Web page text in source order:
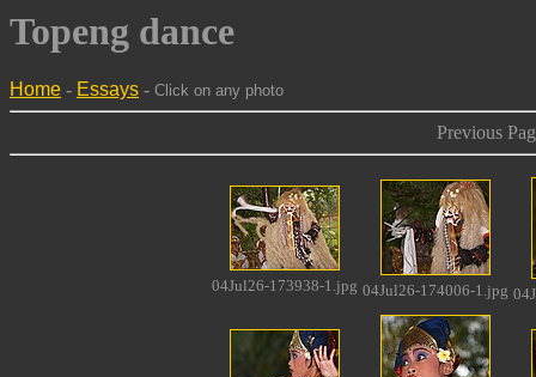
Topeng dance
Home - Essays - Click on any photo
Previous
04Jul26-173938-1.jpg 04Jul26-174006-1.jpg